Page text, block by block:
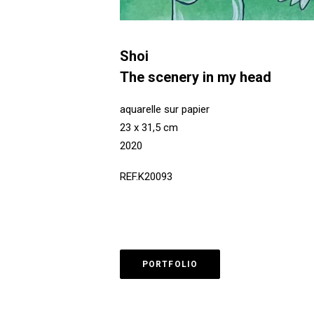
Shoi
The scenery in my head
aquarelle sur papier
23 x 31,5 cm
2020
REF.K20093
PORTFOLIO